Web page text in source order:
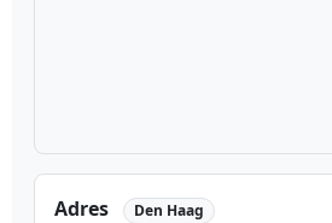
Adres Den Haag